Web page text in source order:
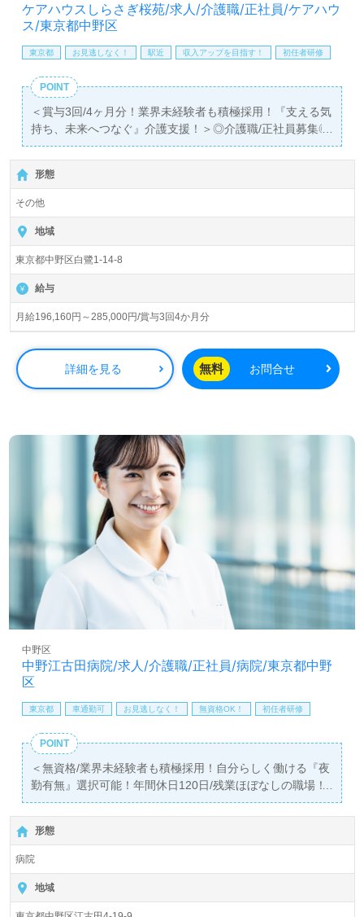
料サービスをご利用いただけます。＜非公開求人も取扱い
あり！＞"転職支援"のプロと一緒に転職活動！お問い合わ
せお待ちしております。
ケアハウスしらさぎ桜苑/求人/介護職/正社員/ケアハウ
ス/東京都中野区
東京都 お見逃しなく！ 駅近 収入アップを目指す！ 初任者研修
POINT
＜賞与3回/4ヶ月分！業界未経験者も積極採用！『支える気
持ち、未来へつなぐ』介護支援！＞◎介護職/正社員募集◎
【月給196,160円～285,000円】＊初任者研修以上有資格者
向け求人＊『鷺ノ宮駅』徒歩5分。
入居定員20名『ケアハウスしらさぎ桜苑』社会福祉法人武
蔵野療園（本部：東京都中野区）様の運営です。東京都を
中心に病院、訪問/通所介護、デイサービス、グループホー
ム、特別養護老人ホーム、小規模多機能型居宅介護、軽費
老人ホーム（ケアハウス）、居宅介護支援事業を展開され
ています。『TOKYO働きやすい福祉の職場宣言』事業認証
◎ご利用者様をチームで支える介護支援！訪問介護、デイ
サービス、小規模多機能型居宅介護、地域連携室併設の事
業所様！◎
看護助手や介護職経験のある方はもちろん、これから介護
分の意見や気持ちが伝えやすい職場環境、家賃補助
（82,000円迄）や週休2日制の働きやすい勤務形態もうれ
しいポイント！『ご利用者のお役に立ちたい、想いに寄り
添いたい』『働きがいを感じながら仕事をしたい』『仕事
を通じて成長したい』『介護職を通じて人のこころに残る
キャリアを描きたい』『転職で施設形態や環境を変えて働
きたい』等の方も大歓迎です。募集詳細等、担当コンサル
タントよりご案内します。お問い合わせも遠慮なくお願い
します。
医療/福祉業界の正社員/パート求人探しは【ウィルオブ介
護】＊求人情報収集、将来的に検討の方も遠慮なく＊
相談可能です。転職相談、求人紹介、年収交渉など完全無
料サービスをご利用いただけます。＜非公開求人も取扱い
せお待ちしております。
形態
その他
地域
東京都中野区白鷺1-14-8
給与
月給196,160円～285,000円/賞与3回4か月分
詳細を見る 無料 お問合せ
中野江古田病院/求人/介護職/正社員/病院/東京都中野
区
中野区
東京都 車通勤可 お見逃しなく！ 無資格OK！ 初任者研修
POINT
＜無資格/業界未経験者も積極採用！自分らしく働ける『夜
勤有無』選択可能！年間休日120日/残業ほぼなしの職場！
＞
◎看護助手/正社員募集◎【月給203,380円～268,380円/賞
与2回】『沼袋駅』徒歩12分。
総病床数173床（一般病棟92床/療養病棟81床）『中野江古
田病院』社会福祉法人浄風園（本部：東京都中野区）様の
運営です。東京都を中心に内科、外科、消化器外科、整形
形態
病院
地域